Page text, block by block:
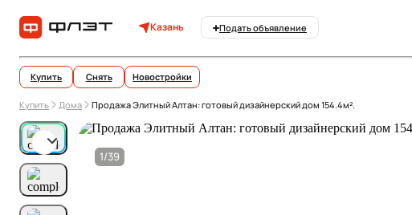
Казань Подать объявление
Купить Снять Новостройки
Купить Дома Продажа Элитный Алтан: готовый дизайнерский дом 154.4м².
1/39